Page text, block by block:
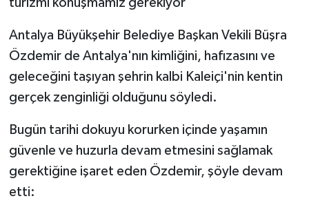
turizmi konuşmamız gerekiyor'
Antalya Büyükşehir Belediye Başkan Vekili Büşra
Özdemir de Antalya'nın kimliğini, hafızasını ve
geleceğini taşıyan şehrin kalbi Kaleiçi'nin kentin
gerçek zenginliği olduğunu söyledi.
Bugün tarihi dokuyu korurken içinde yaşamın
güvenle ve huzurla devam etmesini sağlamak
gerektiğine işaret eden Özdemir, şöyle devam
etti: